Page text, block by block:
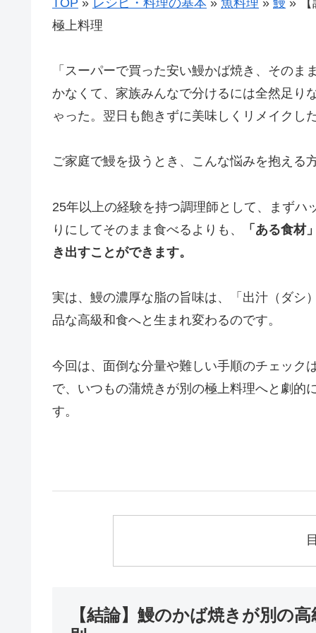
極上料理
「スーパーで買った安い鰻かば焼き、その
かなくて、家族みんなで分けるには全然足り
ゃった。翌日も飽きずに美味しくリメイクし
ご家庭で鰻を扱うとき、こんな悩みを抱える
25年以上の経験を持つ調理師として、まず
りにしてそのまま食べるよりも、
「ある食材
き出すことができます。
実は、鰻の濃厚な脂の旨味は、「出汁（ダシ
品な高級和食へと生まれ変わるのです。
今回は、面倒な分量や難しい手順のチェック
で、いつもの蒲焼きが別の極上料理へと劇的
す。
【結論】鰻のかば焼きが別の